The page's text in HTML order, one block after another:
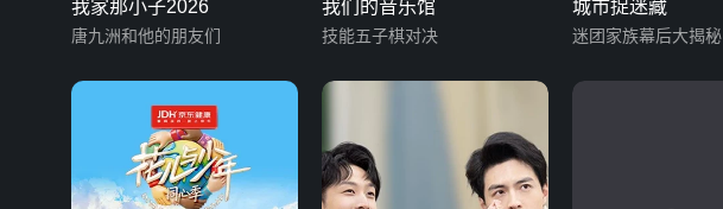
我家那小子2026
唐九洲和他的朋友们
我们的音乐馆
技能五子棋对决
城市捉迷藏
迷团家族幕后大揭秘